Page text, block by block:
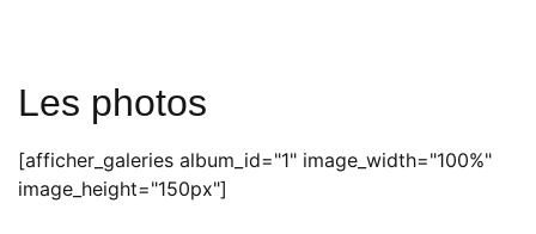
Les photos
[afficher_galeries album_id="1" image_width="100%"
image_height="150px"]